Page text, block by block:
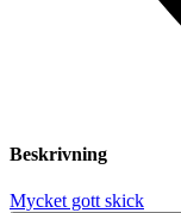
Beskrivning
Mycket gott skick